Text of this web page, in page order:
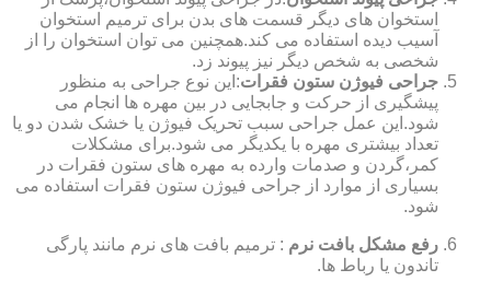
استخوان های دیگر قسمت های بدن برای ترمیم استخوان
آسیب دیده استفاده می کند.همچنین می توان استخوان را از
شخصی به شخص دیگر نیز پیوند زد.
جراحی فیوژن ستون فقرات:این نوع جراحی به منظور
پیشگیری از حرکت و جابجایی در بین مهره ها انجام می
شود.این عمل جراحی سبب تحریک فیوژن یا خشک شدن دو یا
تعداد بیشتری مهره با یکدیگر می شود.برای مشکلات
کمر،گردن و صدمات وارده به مهره های ستون فقرات در
بسیاری از موارد از جراحی فیوژن ستون فقرات استفاده می
شود.
رفع مشکل بافت نرم : ترمیم بافت های نرم مانند پارگی
تاندون یا رباط ها.